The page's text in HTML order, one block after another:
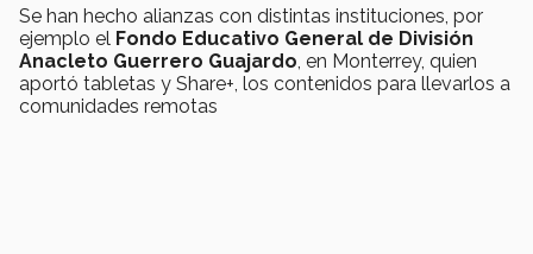
Se han hecho alianzas con distintas instituciones, por
ejemplo el Fondo Educativo General de División
Anacleto Guerrero Guajardo, en Monterrey, quien
aportó tabletas y Share+, los contenidos para llevarlos a
comunidades remotas